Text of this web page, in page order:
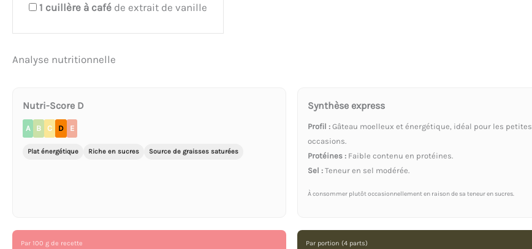
1 cuillère à café de extrait de vanille
Analyse nutritionnelle
Nutri-Score D
A B C D E
Plat énergétique Riche en sucres Source de graisses saturées
Synthèse express
Profil : Gâteau moelleux et énergétique, idéal pour les petites
occasions.
Protéines : Faible contenu en protéines.
Sel : Teneur en sel modérée.
À consommer plutôt occasionnellement en raison de sa teneur en sucres.
Par 100 g de recette Par portion (4 parts)